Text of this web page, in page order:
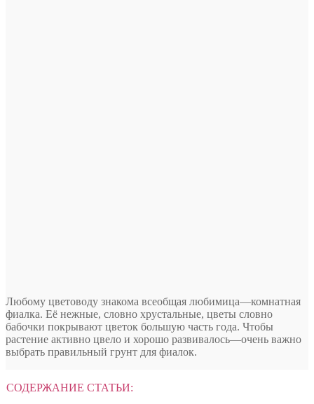
Любому цветоводу знакома всеобщая любимица—комнатная
фиалка. Её нежные, словно хрустальные, цветы словно
бабочки покрывают цветок большую часть года. Чтобы
растение активно цвело и хорошо развивалось—очень важно
выбрать правильный грунт для фиалок.
СОДЕРЖАНИЕ СТАТЬИ: